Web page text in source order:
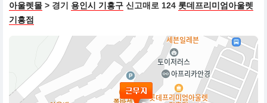
아울렛몰 > 경기 용인시 기흥구 신고매로 124 롯데프리미엄아울렛
기흥점